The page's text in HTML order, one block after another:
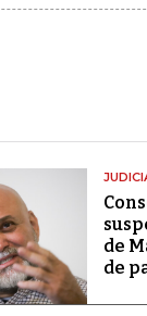
de
de